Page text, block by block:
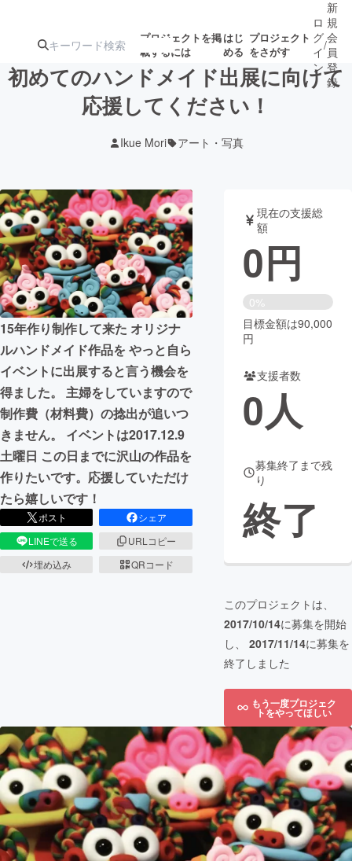
プロジェクトを掲
載するには
はじ
める
プロジェクト
をさがす
ジェクト
募集終了が近いプ
ロジェクト
アート・写真 音楽
テクノロジー・ガジェット ゲーム・サ
映像・映画 書籍・雑誌
ビジネス・起業
まちづくり・地域活性化
CAMPFIRE for Social Good
CAMPFIRE Creation
CAMPFIREふるさと納税machi-ya
ロ
グ
イ
ン
/
新
規
会
員
登
録
初めてのハンドメイド出展に向けて
応援してください！
Ikue Mori アート・写真
15年作り制作して来た オリジナ
ルハンドメイド作品を やっと自ら
イベントに出展すると言う機会を
得ました。 主婦をしていますので
制作費（材料費）の捻出が追いつ
きません。 イベントは2017.12.9
土曜日 この日までに沢山の作品を
作りたいです。応援していただけ
たら嬉しいです！
ポスト
シェア
LINEで送る
URLコピー
埋め込み
QRコード
現在の支援総
額
0円
0%
目標金額は90,000
円
支援者数
0人
募集終了まで残
り
終了
このプロジェクトは、
2017/10/14に募集を開始
し、 2017/11/14に募集を
終了しました
もう一度プロジェク
トをやってほしい